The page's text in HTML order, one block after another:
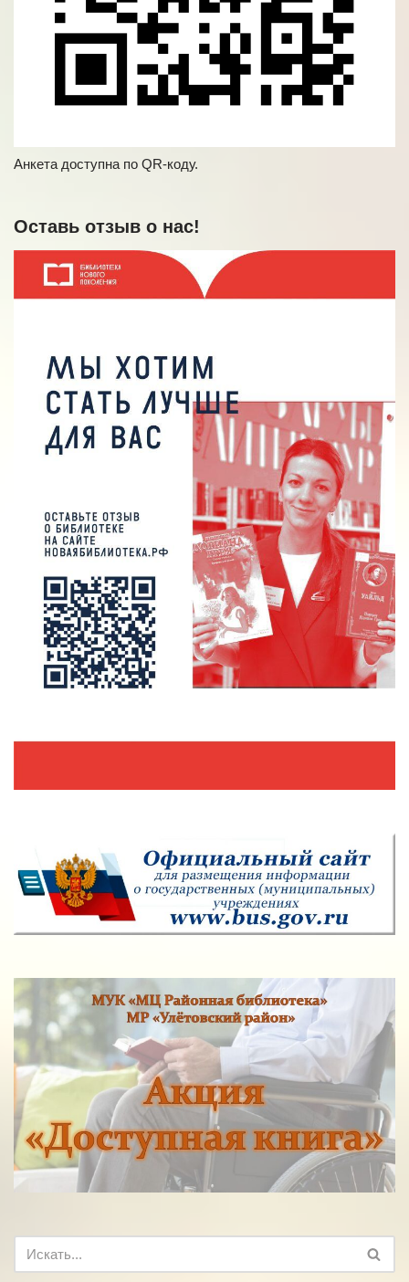
Анкета доступна по QR-коду.
Оставь отзыв о нас!